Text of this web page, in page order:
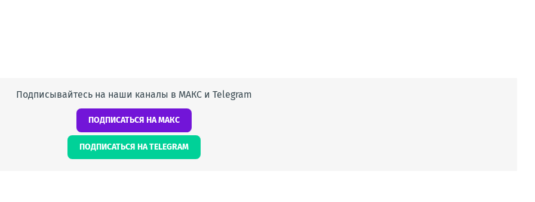
Подписывайтесь на наши каналы в МАКС и Telegram
ПОДПИСАТЬСЯ НА МАКС
ПОДПИСАТЬСЯ НА TELEGRAM